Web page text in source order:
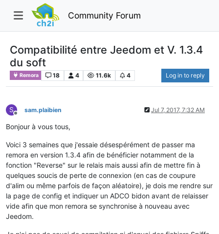
Community Forum
Compatibilité entre Jeedom et V. 1.3.4
du soft
Remora 18 4 11.6k 4 Log in to reply
S
Offline
sam.plaibien Jul 7, 2017, 7:32 AM
Bonjour à vous tous,
Voici 3 semaines que j'essaie désespérément de passer ma
remora en version 1.3.4 afin de bénéficier notamment de la
fonction "Reverse" sur le relais mais aussi afin de mettre fin à
quelques soucis de perte de connexion (en cas de coupure
d'alim ou même parfois de façon aléatoire), je dois me rendre sur
la page de config et indiquer un ADCO bidon avant de relaisser
vide afin que mon remora se synchronise à nouveau avec
Jeedom.